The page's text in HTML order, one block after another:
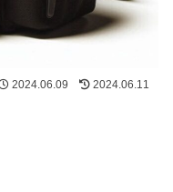
2024.06.09 2024.06.11